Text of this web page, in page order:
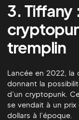
3. Tiffany
tremplin
Lancée en 2022, la
donnant la
d’un cryptopunk.
se vendait à un
dollars à l’époque.